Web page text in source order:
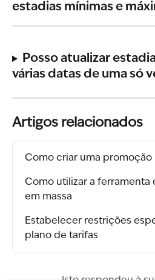
estadias mínimas e
Posso atualizar
várias datas de uma só
Artigos relacionados
Como criar uma promoção
Como utilizar a ferramenta
em massa
Estabelecer restrições
plano de tarifas